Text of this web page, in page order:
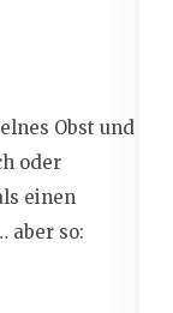
Obst und
oder
einen
aber so: